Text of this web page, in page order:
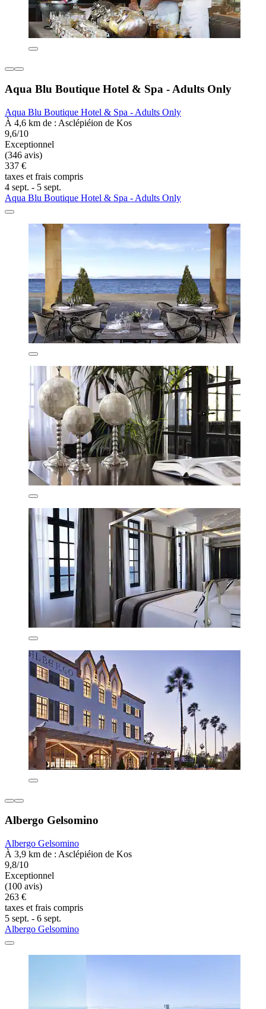
Aqua Blu Boutique Hotel & Spa - Adults Only
Aqua Blu Boutique Hotel & Spa - Adults Only
À 4,6 km de : Asclépiéion de Kos
9,6/10
Exceptionnel
(346 avis)
337 €
taxes et frais compris
4 sept. - 5 sept.
Aqua Blu Boutique Hotel & Spa - Adults Only
Albergo Gelsomino
Albergo Gelsomino
À 3,9 km de : Asclépiéion de Kos
9,8/10
Exceptionnel
(100 avis)
263 €
taxes et frais compris
5 sept. - 6 sept.
Albergo Gelsomino